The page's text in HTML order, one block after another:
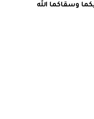
وسقاكما الله